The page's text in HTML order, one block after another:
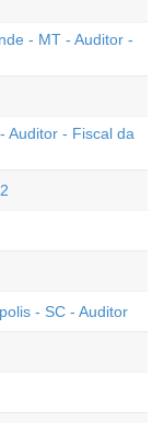
- MT - Auditor -
Auditor - Fiscal da
- SC - Auditor